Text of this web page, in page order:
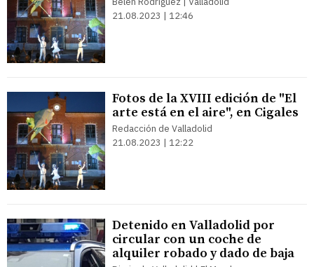
21.08.2023 | 12:46
Fotos de la XVIII edición de "El
arte está en el aire", en Cigales
Redacción de Valladolid
21.08.2023 | 12:22
Detenido en Valladolid por
circular con un coche de
alquiler robado y dado de baja